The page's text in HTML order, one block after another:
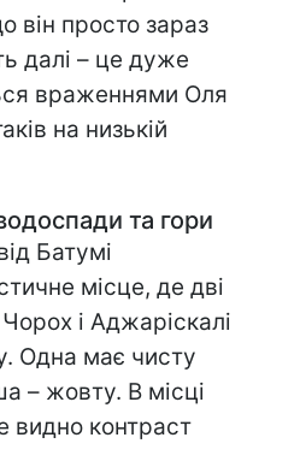
він просто зараз
далі – це дуже
враженнями Оля
на низькій
та гори
Батумі
місце, де дві
і Аджаріскалі
Одна має чисту
– жовту. В місці
видно контраст